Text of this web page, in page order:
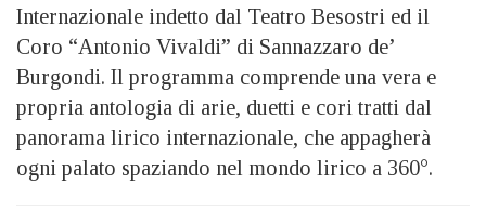
Internazionale indetto dal Teatro Besostri ed il
Coro “Antonio Vivaldi” di Sannazzaro de’
Burgondi. Il programma comprende una vera e
propria antologia di arie, duetti e cori tratti dal
panorama lirico internazionale, che appagherà
ogni palato spaziando nel mondo lirico a 360°.